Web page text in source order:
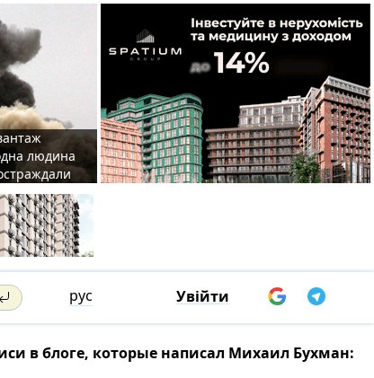
людина
рус Увійти
в блоге, которые написал Михаил Бухман: